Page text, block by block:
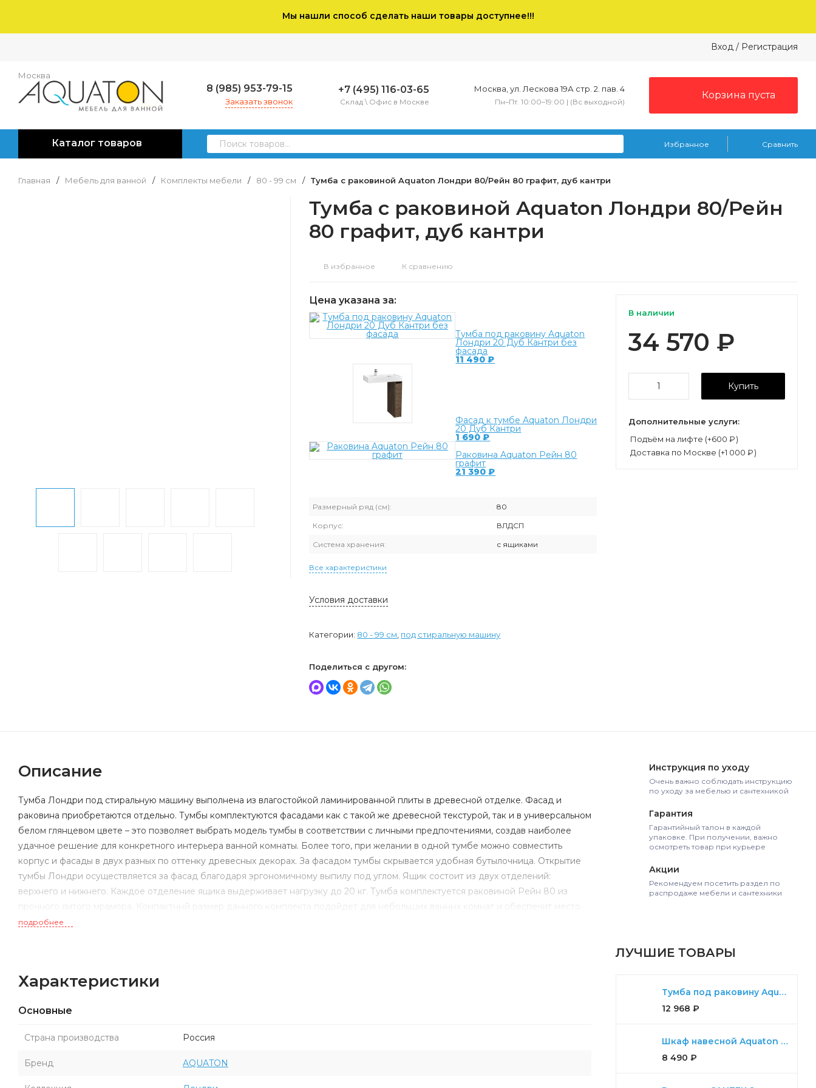
Мы нашли способ сделать наши товары доступнее!!!
Москва
Вход / Регистрация
8 (985) 953-79-15
Заказать звонок
+7 (495) 116-03-65
Склад \ Офис в Москве
Москва, ул. Лескова 19А стр. 2. пав. 4
Пн–Пт. 10:00–19:00 | (Вс выходной)
Корзина пуста
Каталог товаров Избранное Сравнить
Главная / Мебель для ванной / Комплекты мебели / 80 - 99 см / Тумба с раковиной Aquaton Лондри 80/Рейн 80 графит, дуб кантри
Тумба с раковиной Aquaton Лондри 80/Рейн
80 графит, дуб кантри
В избранное К сравнению
Цена указана за:
Тумба под раковину Aquaton
Лондри 20 Дуб Кантри без
фасада
11 490₽
Фасад к тумбе Aquaton Лондри
20 Дуб Кантри
1 690₽
Раковина Aquaton Рейн 80
графит
21 390₽
Размерный ряд (см): 80
Корпус: ВЛДСП
Система хранения: с ящиками
Все характеристики
Условия доставки
Категории: 80 - 99 см, под стиральную машину
Поделиться с другом:
В наличии
34 570 ₽
Купить
Дополнительные услуги:
Подъём на лифте (+600 ₽)
Доставка по Москве (+1 000 ₽)
Инструкция по уходу
Очень важно соблюдать инструкцию
по уходу за мебелью и сантехникой
Гарантия
Гарантийный талон в каждой
упаковке. При получении, важно
осмотреть товар при курьере
Акции
Рекомендуем посетить раздел по
распродаже мебели и сантехники
ЛУЧШИЕ ТОВАРЫ
Тумба под раковину Aquaton Диор 80 белый
12 968 ₽
Шкаф навесной Aquaton Либерти дуб эльвезия
8 490 ₽
Описание
Тумба Лондри под стиральную машину выполнена из влагостойкой ламинированной плиты в древесной отделке. Фасад и
раковина приобретаются отдельно. Тумбы комплектуются фасадами как с такой же древесной текстурой, так и в универсальном
белом глянцевом цвете – это позволяет выбрать модель тумбы в соответствии с личными предпочтениями, создав наиболее
удачное решение для конкретного интерьера ванной комнаты. Более того, при желании в одной тумбе можно совместить
корпус и фасады в двух разных по оттенку древесных декорах. За фасадом тумбы скрывается удобная бутылочница. Открытие
тумбы Лондри осуществляется за фасад благодаря эргономичному выпилу под углом. Ящик состоит из двух отделений:
верхнего и нижнего. Каждое отделение ящика выдерживает нагрузку до 20 кг. Тумба комплектуется раковиной Рейн 80 из
прочного литого мрамора. Компактный размер данного комплекта подойдет для небольших ванных комнат и обеспечит место
для хранения необходимых предметов и аксессуаров. Дополнительно к тумбе можно приобрести шкаф-колонну Лондри и
подробнее
Характеристики
Основные
Страна производства Россия
Бренд AQUATON